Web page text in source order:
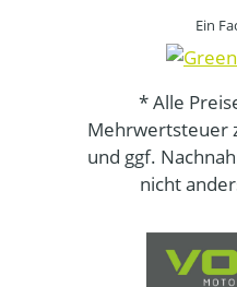
Ein
* Alle
Mehrwertsteuer
und ggf.
nicht